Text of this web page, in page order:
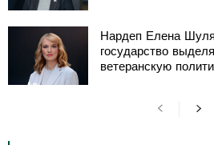
Нардеп Елена
государство
ветеранскую